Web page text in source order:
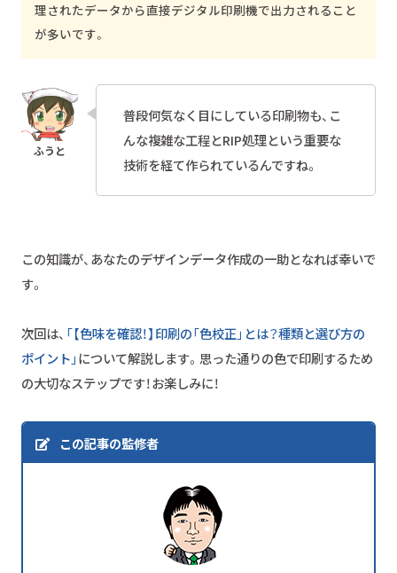
理されたデータから直接デジタル印刷機で出力されること
が多いです。
普段何気なく目にしている印刷物も、こ
んな複雑な工程とRIP処理という重要な
技術を経て作られているんですね。
この知識が、あなたのデザインデータ作成の一助となれば幸いで
す。
次回は、 「【色味を確認！】印刷の「色校正」とは？種類と選び方の
ポイント」について解説します。思った通りの色で印刷するため
の大切なステップです！お楽しみに！
この記事の監修者